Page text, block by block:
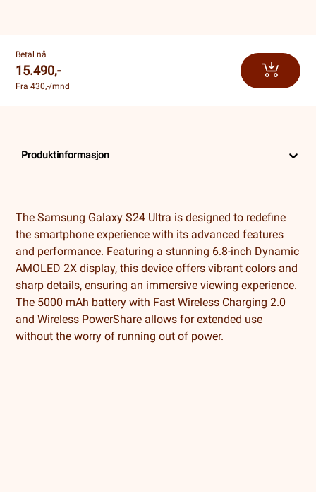
Betal nå
15.490,-
Fra 430,-/mnd
Produktinformasjon
The Samsung Galaxy S24 Ultra is designed to redefine
the smartphone experience with its advanced features
and performance. Featuring a stunning 6.8-inch Dynamic
AMOLED 2X display, this device offers vibrant colors and
sharp details, ensuring an immersive viewing experience.
The 5000 mAh battery with Fast Wireless Charging 2.0
and Wireless PowerShare allows for extended use
without the worry of running out of power.